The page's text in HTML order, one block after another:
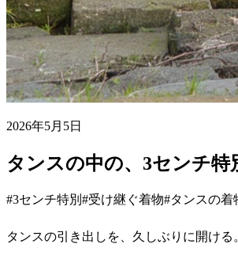
2026年5月5日
タンスの中の、3センチ特
#3センチ特別 #受け継ぐ着物#タンスの着
タンスの引き出しを、久しぶりに開ける